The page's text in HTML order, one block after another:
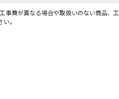
事費が異なる場合や取扱いのない商品、工
。